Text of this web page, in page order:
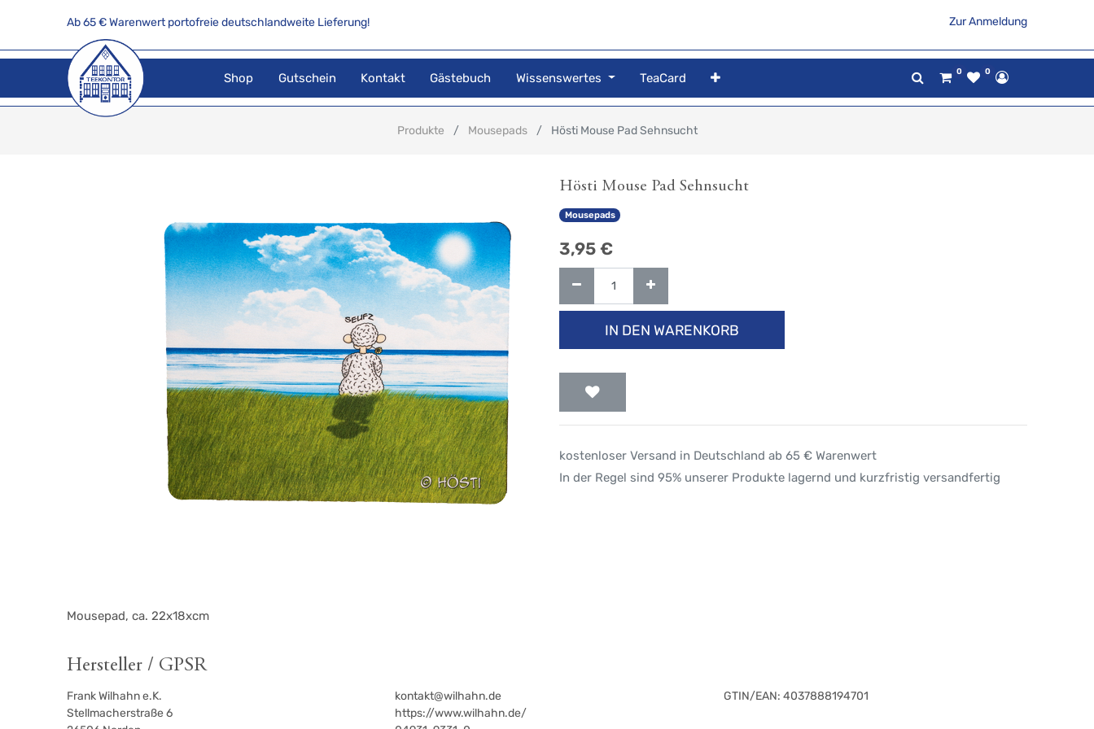
Ab 65 € Warenwert portofreie deutschlandweite Lieferung! Zur Anmeldung
Shop Gutschein Kontakt Gästebuch Wissenswertes TeaCard 0 0
Produkte Mousepads Hösti Mouse Pad Sehnsucht
Hösti Mouse Pad Sehnsucht
Mousepads
3,95 €
IN DEN WARENKORB
kostenloser Versand in Deutschland ab 65 € Warenwert
In der Regel sind 95% unserer Produkte lagernd und kurzfristig versandfertig
Mousepad, ca. 22x18xcm
Hersteller / GPSR
Frank Wilhahn e.K.
Stellmacherstraße 6
kontakt@wilhahn.de
https://www.wilhahn.de/
GTIN/EAN: 4037888194701